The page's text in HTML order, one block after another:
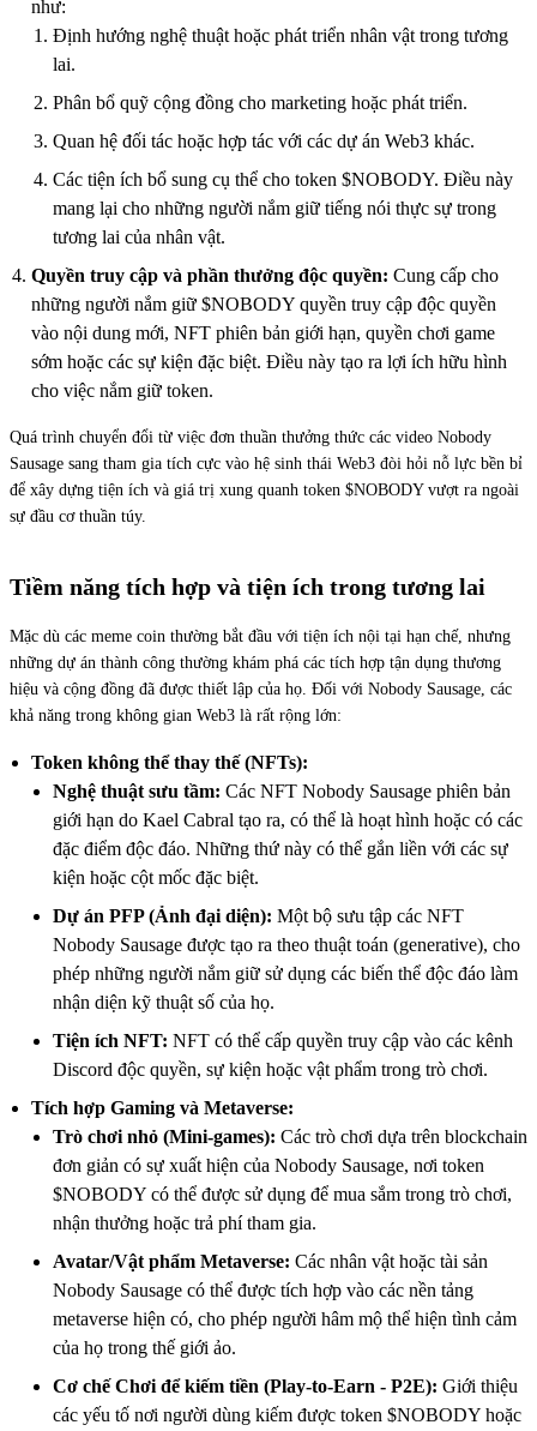
như:
Định hướng nghệ thuật hoặc phát triển nhân vật trong tương
lai.
Phân bổ quỹ cộng đồng cho marketing hoặc phát triển.
Quan hệ đối tác hoặc hợp tác với các dự án Web3 khác.
Các tiện ích bổ sung cụ thể cho token $NOBODY. Điều này
mang lại cho những người nắm giữ tiếng nói thực sự trong
tương lai của nhân vật.
Quyền truy cập và phần thưởng độc quyền: Cung cấp cho
những người nắm giữ $NOBODY quyền truy cập độc quyền
vào nội dung mới, NFT phiên bản giới hạn, quyền chơi game
sớm hoặc các sự kiện đặc biệt. Điều này tạo ra lợi ích hữu hình
cho việc nắm giữ token.
Quá trình chuyển đổi từ việc đơn thuần thưởng thức các video Nobody
Sausage sang tham gia tích cực vào hệ sinh thái Web3 đòi hỏi nỗ lực bền bỉ
để xây dựng tiện ích và giá trị xung quanh token $NOBODY vượt ra ngoài
sự đầu cơ thuần túy.
Tiềm năng tích hợp và tiện ích trong tương lai
Mặc dù các meme coin thường bắt đầu với tiện ích nội tại hạn chế, nhưng
những dự án thành công thường khám phá các tích hợp tận dụng thương
hiệu và cộng đồng đã được thiết lập của họ. Đối với Nobody Sausage, các
khả năng trong không gian Web3 là rất rộng lớn:
Token không thể thay thế (NFTs):
Nghệ thuật sưu tầm: Các NFT Nobody Sausage phiên bản
giới hạn do Kael Cabral tạo ra, có thể là hoạt hình hoặc có các
đặc điểm độc đáo. Những thứ này có thể gắn liền với các sự
kiện hoặc cột mốc đặc biệt.
Dự án PFP (Ảnh đại diện): Một bộ sưu tập các NFT
Nobody Sausage được tạo ra theo thuật toán (generative), cho
phép những người nắm giữ sử dụng các biến thể độc đáo làm
nhận diện kỹ thuật số của họ.
Tiện ích NFT: NFT có thể cấp quyền truy cập vào các kênh
Discord độc quyền, sự kiện hoặc vật phẩm trong trò chơi.
Tích hợp Gaming và Metaverse:
Trò chơi nhỏ (Mini-games): Các trò chơi dựa trên blockchain
đơn giản có sự xuất hiện của Nobody Sausage, nơi token
$NOBODY có thể được sử dụng để mua sắm trong trò chơi,
nhận thưởng hoặc trả phí tham gia.
Avatar/Vật phẩm Metaverse: Các nhân vật hoặc tài sản
Nobody Sausage có thể được tích hợp vào các nền tảng
metaverse hiện có, cho phép người hâm mộ thể hiện tình cảm
của họ trong thế giới ảo.
Cơ chế Chơi để kiếm tiền (Play-to-Earn - P2E): Giới thiệu
các yếu tố nơi người dùng kiếm được token $NOBODY hoặc